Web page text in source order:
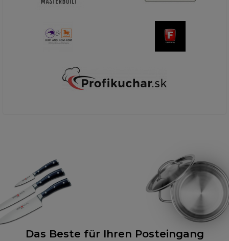
Das Beste für Ihren Posteingang